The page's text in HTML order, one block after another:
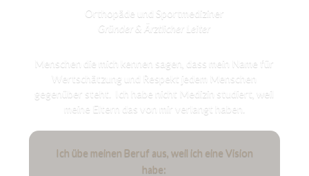
Orthopäde und Sportmediziner
Gründer & Ärztlicher Leiter
Menschen die mich kennen sagen, dass mein Name für
Wertschätzung und Respekt jedem Menschen
gegenüber steht. Ich habe nicht Medizin studiert, weil
meine Eltern das von mir verlangt haben.
Ich übe meinen Beruf aus, weil ich eine Vision
habe: